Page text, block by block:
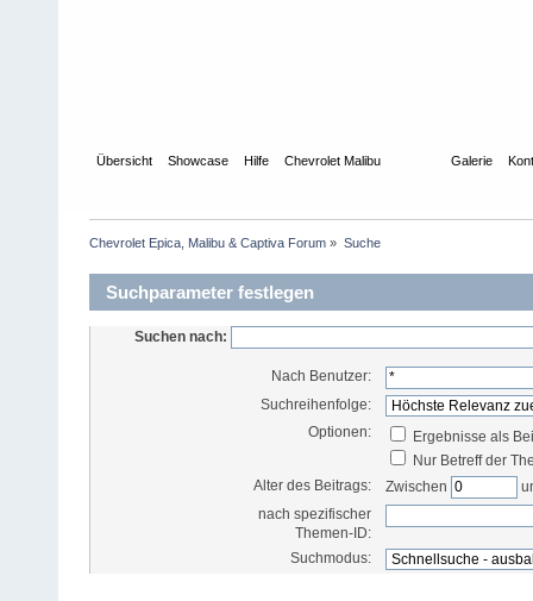
Übersicht Showcase Hilfe Chevrolet Malibu Galerie
Chevrolet Epica, Malibu & Captiva Forum » Suche
Suchparameter festlegen
Suchen nach:
Nach Benutzer:
Suchreihenfolge:
Optionen:
Ergebnisse als
Nur Betreff der
Alter des Beitrags:
Zwischen
nach spezifischer
Themen-ID:
Suchmodus: